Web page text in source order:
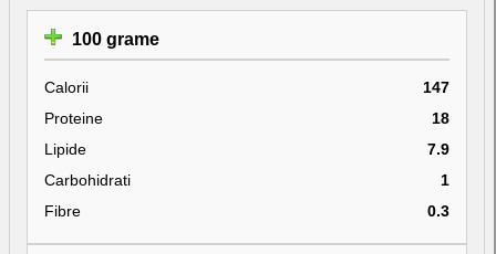
100 grame
Calorii
147
Proteine
18
Lipide
7.9
Carbohidrati
1
Fibre
0.3